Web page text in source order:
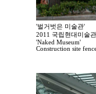
'벌거벗은 미술관'
2011 국립현대미술
'Naked Museum'
Construction site